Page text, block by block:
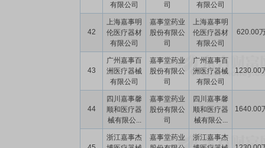
有限公司
司
有限公司
42
上海嘉事明
伦医疗器材
有限公司
嘉事堂药业
股份有限公
司
上海嘉事明
伦医疗器材
有限公司
620.00
43
广州嘉事百
洲医疗器械
有限公司
嘉事堂药业
股份有限公
司
广州嘉事百
洲医疗器械
有限公司
1230.00
44
四川嘉事馨
顺和医疗器
械有限公...
嘉事堂药业
股份有限公
司
四川嘉事馨
顺和医疗器
械有限公...
1640.00
浙江嘉事杰
嘉事堂药业
浙江嘉事杰